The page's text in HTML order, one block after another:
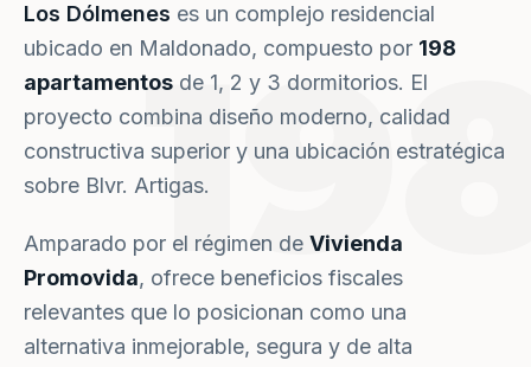
Los Dólmenes es un complejo residencial
ubicado en Maldonado, compuesto por 198
apartamentos de 1, 2 y 3 dormitorios. El
proyecto combina diseño moderno, calidad
constructiva superior y una ubicación estratégica
sobre Blvr. Artigas.
Amparado por el régimen de Vivienda
Promovida, ofrece beneficios fiscales
relevantes que lo posicionan como una
alternativa inmejorable, segura y de alta